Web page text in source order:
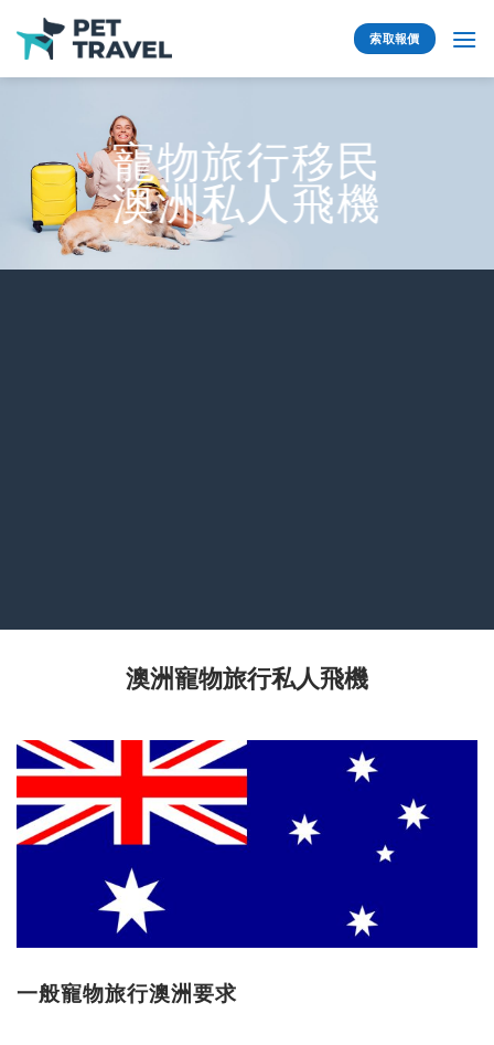
索取報價
寵物旅行移民
澳洲私人飛機
澳洲寵物旅行私人飛機
一般寵物旅行澳洲要求